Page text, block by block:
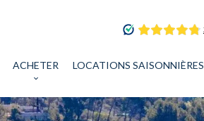
ACHETER LOCATIONS SAISONNIÈRES